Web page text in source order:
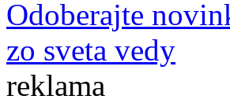
Odoberajte
zo sveta vedy
reklama